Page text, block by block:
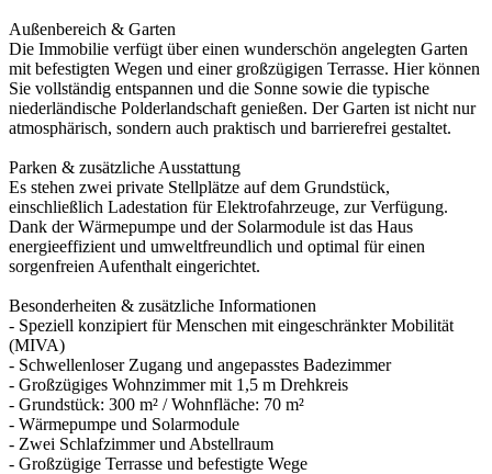
Außenbereich & Garten
Die Immobilie verfügt über einen wunderschön angelegten Garten
mit befestigten Wegen und einer großzügigen Terrasse. Hier können
Sie vollständig entspannen und die Sonne sowie die typische
niederländische Polderlandschaft genießen. Der Garten ist nicht nur
atmosphärisch, sondern auch praktisch und barrierefrei gestaltet.
Parken & zusätzliche Ausstattung
Es stehen zwei private Stellplätze auf dem Grundstück,
einschließlich Ladestation für Elektrofahrzeuge, zur Verfügung.
Dank der Wärmepumpe und der Solarmodule ist das Haus
energieeffizient und umweltfreundlich und optimal für einen
sorgenfreien Aufenthalt eingerichtet.
Besonderheiten & zusätzliche Informationen
- Speziell konzipiert für Menschen mit eingeschränkter Mobilität
(MIVA)
- Schwellenloser Zugang und angepasstes Badezimmer
- Großzügiges Wohnzimmer mit 1,5 m Drehkreis
- Grundstück: 300 m² / Wohnfläche: 70 m²
- Wärmepumpe und Solarmodule
- Zwei Schlafzimmer und Abstellraum
- Großzügige Terrasse und befestigte Wege